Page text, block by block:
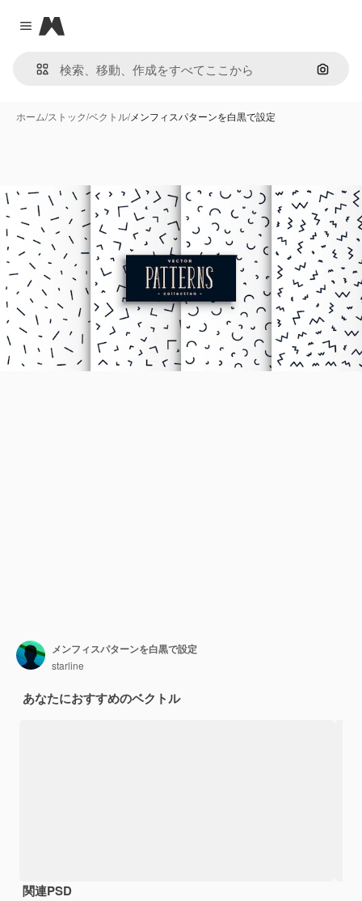
Close menu
Magnific
画像で
ホーム/ストック/ベクトル/メンフィスパターンを白黒で設定
メンフィスパターンを白黒で設定
starline
あなたにおすすめのベクトル
関連PSD